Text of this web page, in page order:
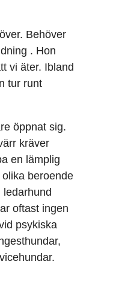
Behöver
. Hon
vi äter. Ibland
tur runt
öppnat sig.
kräver
en lämplig
beroende
ledarhund
oftast ingen
psykiska